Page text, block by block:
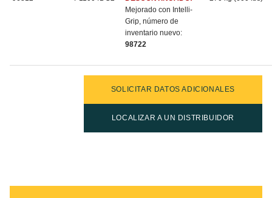
Mejorado con Intelli-
Grip, número de
inventario nuevo:
98722
SOLICITAR DATOS ADICIONALES
LOCALIZAR A UN DISTRIBUIDOR